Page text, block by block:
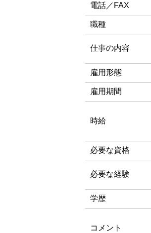
電話／FAX
職種
仕事の内容
雇用形態
雇用期間
時給
必要な資格
必要な経験
学歴
コメント